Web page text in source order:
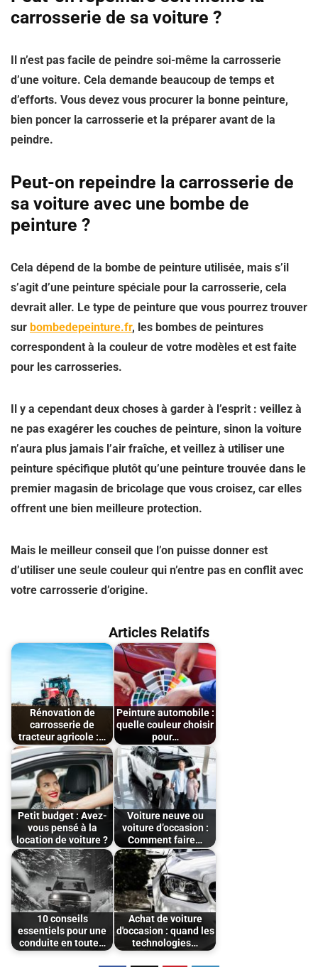
carrosserie de sa voiture ?
Il n’est pas facile de peindre soi-même la carrosserie
d’une voiture. Cela demande beaucoup de temps et
d’efforts. Vous devez vous procurer la bonne peinture,
bien poncer la carrosserie et la préparer avant de la
peindre.
Peut-on repeindre la carrosserie de
sa voiture avec une bombe de
peinture ?
Cela dépend de la bombe de peinture utilisée, mais s’il
s’agit d’une peinture spéciale pour la carrosserie, cela
devrait aller. Le type de peinture que vous pourrez trouver
sur bombedepeinture.fr, les bombes de peintures
correspondent à la couleur de votre modèles et est faite
pour les carrosseries.
Il y a cependant deux choses à garder à l’esprit : veillez à
ne pas exagérer les couches de peinture, sinon la voiture
n’aura plus jamais l’air fraîche, et veillez à utiliser une
peinture spécifique plutôt qu’une peinture trouvée dans le
premier magasin de bricolage que vous croisez, car elles
offrent une bien meilleure protection.
Mais le meilleur conseil que l’on puisse donner est
d’utiliser une seule couleur qui n’entre pas en conflit avec
votre carrosserie d’origine.
Articles Relatifs
Rénovation de
carrosserie de
tracteur agricole :…
Peinture automobile :
quelle couleur choisir
pour…
Petit budget : Avez-
vous pensé à la
location de voiture ?
Voiture neuve ou
voiture d’occasion :
Comment faire…
10 conseils
essentiels pour une
conduite en toute…
Achat de voiture
d'occasion : quand les
technologies…